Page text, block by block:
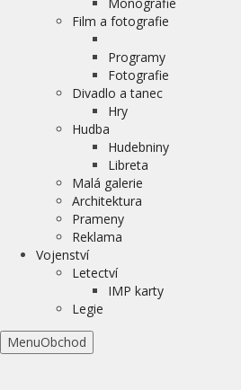
Film a fotografie
Programy
Fotografie
Divadlo a tanec
Hry
Hudba
Hudebniny
Libreta
Malá galerie
Architektura
Prameny
Reklama
Vojenství
Letectví
IMP karty
Legie
MenuObchod